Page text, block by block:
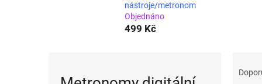
nástroje/metronom
Objednáno
499 Kč